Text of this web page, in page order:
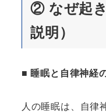
② なぜ起
説明）
■ 睡眠と自律神経
人の睡眠は、自律